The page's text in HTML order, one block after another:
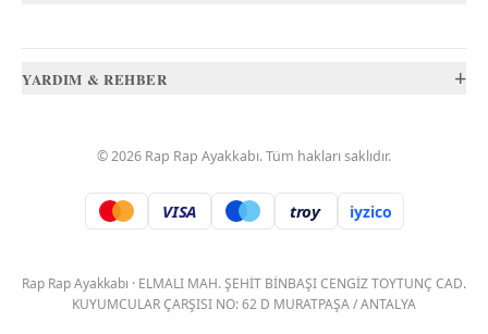
YARDIM & REHBER +
©2026 Rap Rap Ayakkabı. Tüm hakları saklıdır.
VISA troy. iyzico
Rap Rap Ayakkabı · ELMALI MAH. ŞEHİT BİNBAŞI CENGİZ TOYTUNÇ CAD.
KUYUMCULAR ÇARŞISI NO: 62 D MURATPAŞA / ANTALYA